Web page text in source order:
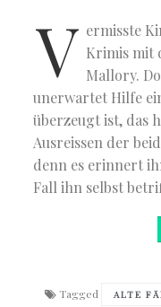
V ermisste
Krimis mit
Mallory.
unerwartet Hilfe
überzeugt ist, das
Ausreissen der
denn es erinnert
Fall ihn selbst
Tagged ALTE